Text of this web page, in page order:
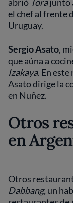
el chef al frente
Uruguay.
Sergio Asato,
que aúna a
Izakaya. En
Asato dirige la
en Nuñez.
Otros
en
Otros
Dabbang,un